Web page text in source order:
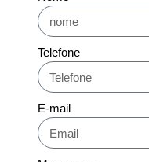
Telefone
E-mail